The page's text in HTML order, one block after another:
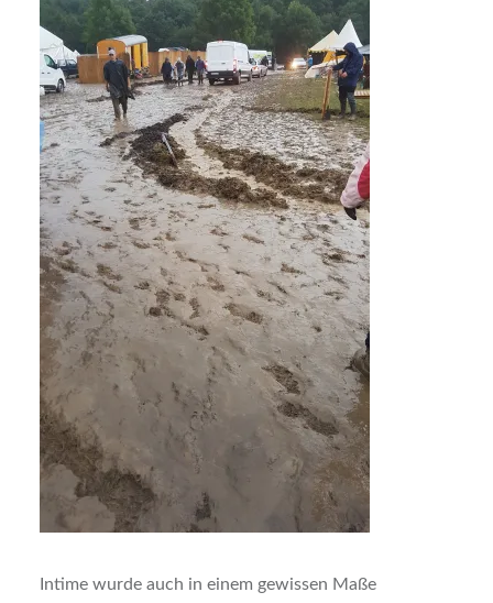
Intime wurde auch in einem gewissen Maße